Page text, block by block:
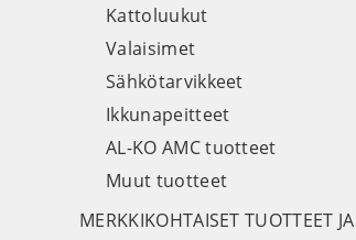
Kattoluukut
Valaisimet
Sähkötarvikkeet
Ikkunapeitteet
AL-KO AMC tuotteet
Muut tuotteet
MERKKIKOHTAISET TUOTTEET